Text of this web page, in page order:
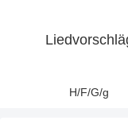
H/F/G/g